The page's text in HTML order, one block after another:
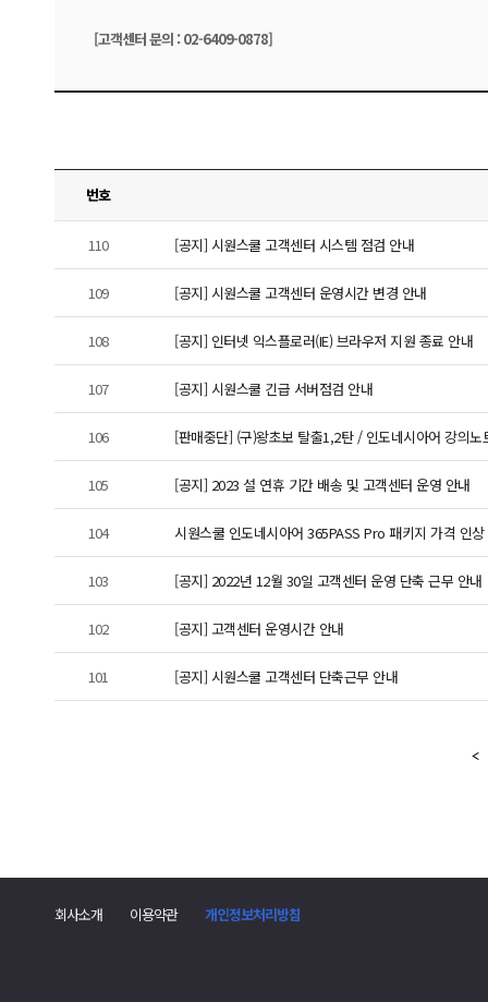
[고객센터 문의 : 02-6409-0878]
번호
110 [공지] 시원스쿨 고객센터 시스템 점검 안내
109 [공지] 시원스쿨 고객센터 운영시간 변경 안내
108 [공지] 인터넷 익스플로러(IE) 브라우저 지원 종료 안내
107 [공지] 시원스쿨 긴급 서버점검 안내
106 [판매중단] (구)왕초보 탈출1,2탄 / 인도네시아어 강의노
105 [공지] 2023 설 연휴 기간 배송 및 고객센터 운영 안내
104 시원스쿨 인도네시아어 365PASS Pro 패키지 가격 인
103 [공지] 2022년 12월 30일 고객센터 운영 단축 근무 안내
102 [공지] 고객센터 운영시간 안내
101 [공지] 시원스쿨 고객센터 단축근무 안내
회사소개 이용약관 개인정보처리방침